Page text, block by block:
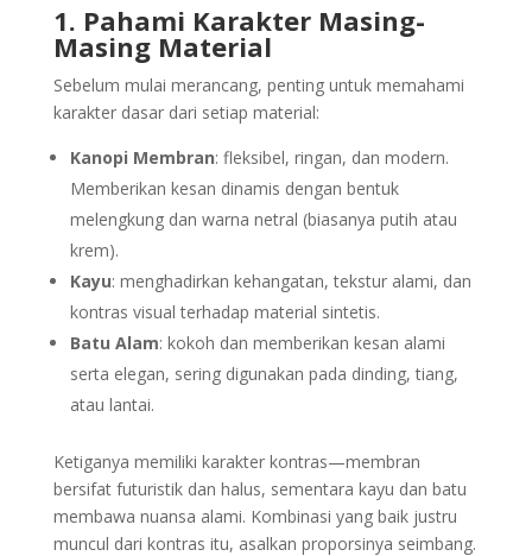
1. Pahami Karakter Masing-
Masing Material
Sebelum mulai merancang, penting untuk memahami
karakter dasar dari setiap material:
Kanopi Membran: fleksibel, ringan, dan modern.
Memberikan kesan dinamis dengan bentuk
melengkung dan warna netral (biasanya putih atau
krem).
Kayu: menghadirkan kehangatan, tekstur alami, dan
kontras visual terhadap material sintetis.
Batu Alam: kokoh dan memberikan kesan alami
serta elegan, sering digunakan pada dinding, tiang,
atau lantai.
Ketiganya memiliki karakter kontras—membran
bersifat futuristik dan halus, sementara kayu dan batu
membawa nuansa alami. Kombinasi yang baik justru
muncul dari kontras itu, asalkan proporsinya seimbang.